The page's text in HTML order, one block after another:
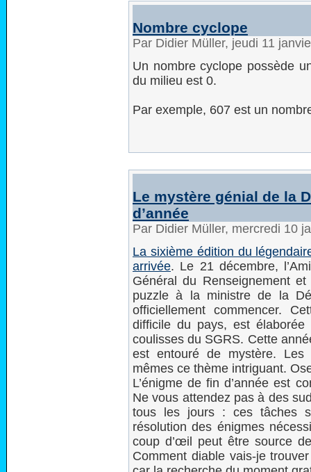
Nombre cyclope
Par Didier Müller, jeudi 11
Un nombre cyclope possède
du milieu est 0.
Par exemple, 607 est un
Le mystère génial de la
d’année
Par Didier Müller, mercredi 10
La sixième édition du
arrivée. Le 21 décembre,
Général du Renseignement
puzzle à la ministre de la
officiellement commencer.
difficile du pays, est
coulisses du SGRS. Cette
est entouré de mystère. Les
mêmes ce thème intriguant.
L’énigme de fin d’année est
Ne vous attendez pas à des
tous les jours : ces tâches
résolution des énigmes
coup d’œil peut être source
Comment diable vais-je